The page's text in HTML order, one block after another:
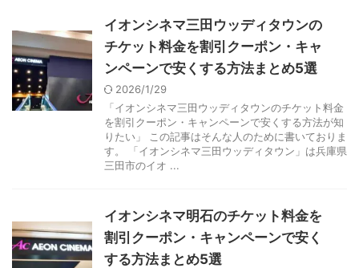
イオンシネマ三田ウッディタウンの
チケット料金を割引クーポン・キャ
ンペーンで安くする方法まとめ5選
2026/1/29
「イオンシネマ三田ウッディタウンのチケット料金
を割引クーポン・キャンペーンで安くする方法が知
りたい」 この記事はそんな人のために書いておりま
す。 「イオンシネマ三田ウッディタウン」は兵庫県
三田市のイオ ...
イオンシネマ明石のチケット料金を
割引クーポン・キャンペーンで安く
する方法まとめ5選